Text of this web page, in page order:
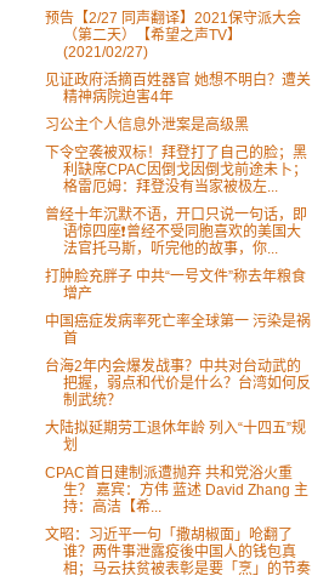
预告【2/27 同声翻译】2021保守派大会
（第二天）【希望之声TV】
(2021/02/27)
见证政府活摘百姓器官 她想不明白？遭关
精神病院迫害4年
习公主个人信息外泄案是高级黑
下令空袭被双标！拜登打了自己的脸；黑
利缺席CPAC因倒戈因倒戈前途未卜；
格雷厄姆：拜登没有当家被极左...
曾经十年沉默不语，开口只说一句话，即
语惊四座❗️曾经不受同胞喜欢的美国大
法官托马斯，听完他的故事，你...
打肿脸充胖子 中共“一号文件”称去年粮食
增产
中国癌症发病率死亡率全球第一 污染是祸
首
台海2年内会爆发战事？中共对台动武的
把握，弱点和代价是什么？台湾如何反
制武统？
大陆拟延期劳工退休年龄 列入“十四五”规
划
CPAC首日建制派遭抛弃 共和党浴火重
生？ 嘉宾：方伟 蓝述 David Zhang 主
持：高洁【希...
文昭：习近平一句「撒胡椒面」呛翻了
谁？两件事泄露疫後中国人的钱包真
相；马云扶贫被表彰是要「烹」的节奏